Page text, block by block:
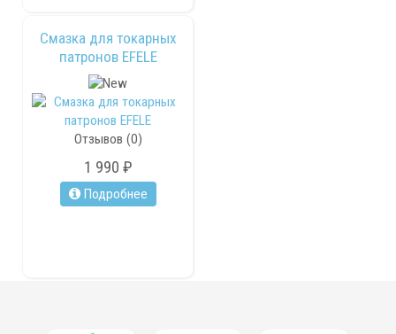
Смазка для токарных
патронов EFELE
Отзывов (0)
1 990 ₽
Подробнее